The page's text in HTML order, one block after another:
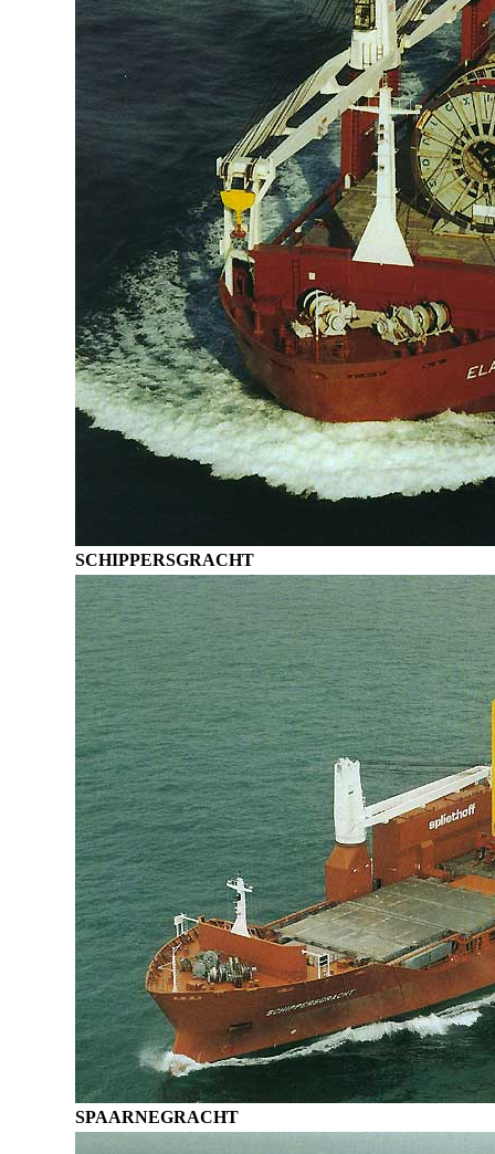
SCHIPPERSGRACHT
SPAARNEGRACHT